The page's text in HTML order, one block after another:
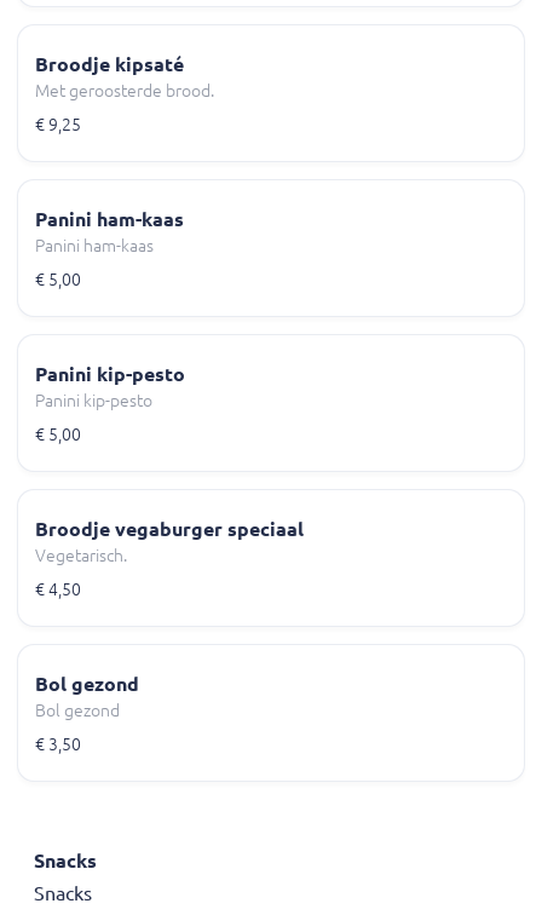
Broodje kipsaté
Met geroosterde brood.
€ 9,25
Panini ham-kaas
Panini ham-kaas
€ 5,00
Panini kip-pesto
Panini kip-pesto
€ 5,00
Broodje vegaburger speciaal
Vegetarisch.
€ 4,50
Bol gezond
Bol gezond
€ 3,50
Snacks
Snacks